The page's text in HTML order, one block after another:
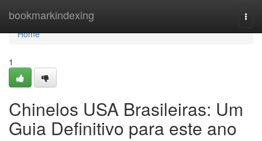
bookmarkindexing
Home
Home
1
Chinelos USA Brasileiras: Um
Guia Definitivo para este ano